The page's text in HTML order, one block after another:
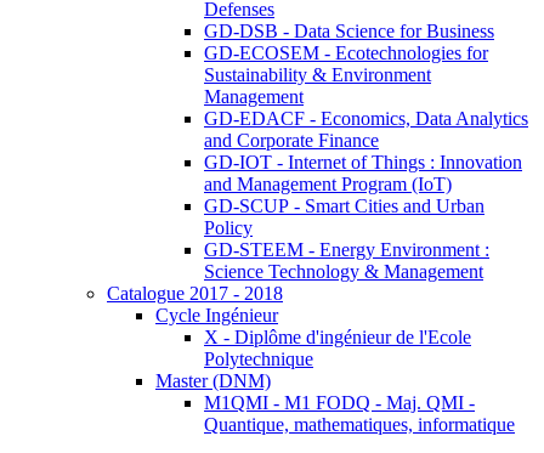
Defenses
GD-DSB - Data Science for Business
GD-ECOSEM - Ecotechnologies for
Sustainability & Environment
Management
GD-EDACF - Economics, Data Analytics
and Corporate Finance
GD-IOT - Internet of Things : Innovation
and Management Program (IoT)
GD-SCUP - Smart Cities and Urban
Policy
GD-STEEM - Energy Environment :
Science Technology & Management
Catalogue 2017 - 2018
Cycle Ingénieur
X - Diplôme d'ingénieur de l'Ecole
Polytechnique
Master (DNM)
M1QMI - M1 FODQ - Maj. QMI -
Quantique, mathematiques, informatique